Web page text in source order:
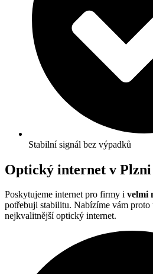
Stabilní signál bez výpadků
Optický internet v Plzni
Poskytujeme internet pro firmy i velmi
potřebuji stabilitu. Nabízíme vám proto
nejkvalitnější optický internet.